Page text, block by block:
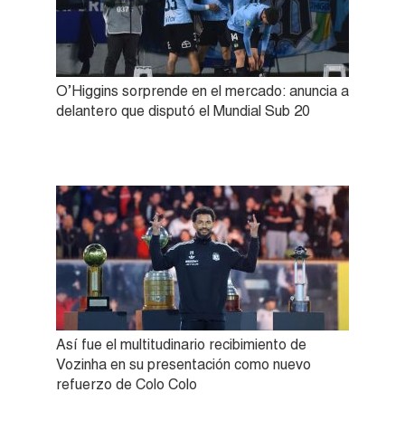
O’Higgins sorprende en el mercado: anuncia a
delantero que disputó el Mundial Sub 20
Así fue el multitudinario recibimiento de
Vozinha en su presentación como nuevo
refuerzo de Colo Colo